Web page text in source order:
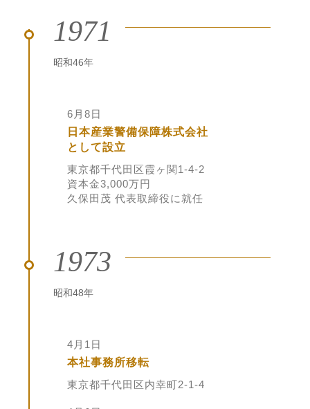
1971
昭和46年
6月8日
日本産業警備保障株式会社
として設立
東京都千代田区霞ヶ関1-4-2
資本金3,000万円
久保田茂 代表取締役に就任
1973
昭和48年
4月1日
本社事務所移転
東京都千代田区内幸町2-1-4